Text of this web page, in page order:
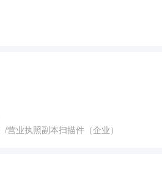
营业执照副本扫描件（企业）